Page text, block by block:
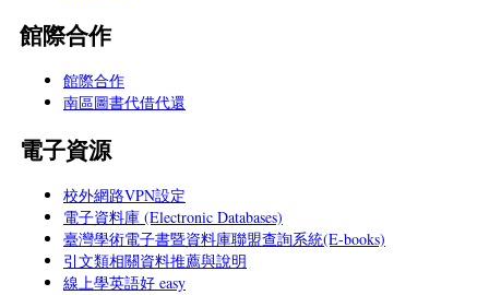
館際合作
館際合作
南區圖書代借代還
電子資源
校外網路VPN設定
電子資料庫 (Electronic Databases)
臺灣學術電子書暨資料庫聯盟查詢系統(E-books)
引文類相關資料推薦與說明
線上學英語好 easy